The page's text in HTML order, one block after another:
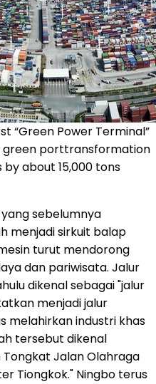
“Green Power Terminal”
porttransformation
about 15,000 tons
sebelumnya
menjadi sirkuit balap
turut mendorong
dan pariwisata. Jalur
dikenal sebagai "jalur
menjadi jalur
melahirkan industri khas
tersebut dikenal
Jalan Olahraga
Tiongkok." Ningbo terus